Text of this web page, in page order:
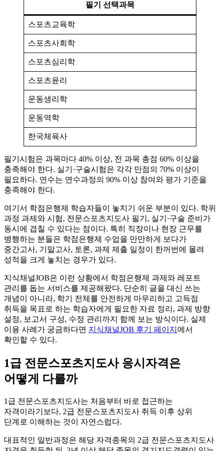
필기 선택과목
스포츠교육학
스포츠사회학
스포츠심리학
스포츠윤리
운동생리학
운동역학
한국체육사
필기시험은 과목마다 40% 이상, 전 과목 총점 60% 이상을
충족해야 한다. 실기·구술시험은 각각 만점의 70% 이상이
필요하다. 연수는 연수과정의 90% 이상 참여와 평가 기준을
충족해야 한다.
여기서 학점은행제 학습자들이 놓치기 쉬운 부분이 있다. 학위
과정 과제와 시험, 전문스포츠지도사 필기, 실기·구술 준비가
동시에 겹칠 수 있다는 점이다. 특히 직장이나 현장 근무를
병행하는 분들은 학점은행제 수업을 만만하게 보다가
중간고사, 기말고사, 토론, 과제 제출 일정이 한꺼번에 몰려
성적을 크게 놓치는 경우가 있다.
지식채널JOB은 이런 상황에서 학점은행제 과제와 레포트
관리를 돕는 서비스를 제공해왔다. 단순히 글을 대신 쓰는
개념이 아니라, 학기 전체를 안전하게 마무리하고 고득점
취득을 목표로 하는 학습자에게 필요한 자료 정리, 과제 방향
설정, 보고서 구성, 수정 관리까지 함께 보는 방식이다. 실제
이용 사례가 궁금하다면 지식채널JOB 후기 페이지 에서
확인할 수 있다.
1급 전문스포츠지도사 응시자격은
어떻게 다를까
1급 전문스포츠지도사는 처음부터 바로 접근하는
자격이라기보다, 2급 전문스포츠지도사 취득 이후 상위
단계로 이해하는 것이 자연스럽다.
대표적인 일반과정은 해당 자격종목의 2급 전문스포츠지도사